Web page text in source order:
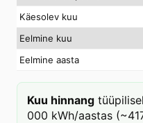
Käesolev kuu
Eelmine kuu
Eelmine aasta
Kuu hinnang
000 kWh/aastas